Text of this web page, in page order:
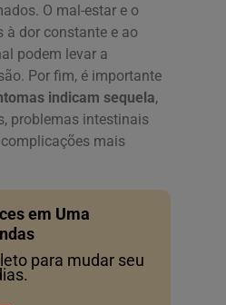
O mal-estar e o
à dor constante e ao
podem levar a
Por fim, é importante
indicam sequela,
problemas intestinais
mais
em Uma
para mudar seu